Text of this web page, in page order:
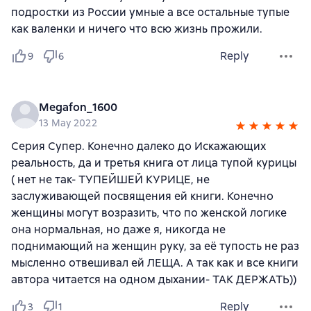
подростки из России умные а все остальные тупые
как валенки и ничего что всю жизнь прожили.
9 6 Reply
Megafon_1600
13 May 2022
Серия Супер. Конечно далеко до Искажающих
реальность, да и третья книга от лица тупой курицы
( нет не так- ТУПЕЙШЕЙ КУРИЦЕ, не
заслуживающей посвящения ей книги. Конечно
женщины могут возразить, что по женской логике
она нормальная, но даже я, никогда не
поднимающий на женщин руку, за её тупость не раз
мысленно отвешивал ей ЛЕЩА. А так как и все книги
автора читается на одном дыхании- ТАК ДЕРЖАТЬ))
3 1 Reply